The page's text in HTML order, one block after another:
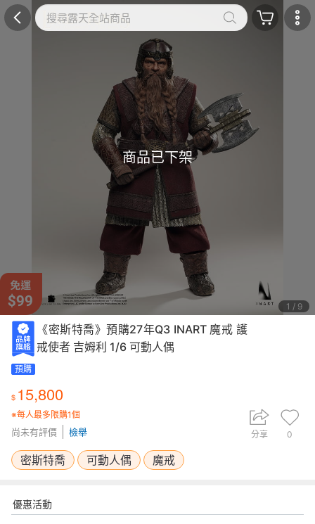
商品已下架
1 / 9
《密斯特喬》預購27年Q3 INART 魔戒 護
戒使者 吉姆利 1/6 可動人偶
預購
15,800
※每人最多限購1個
尚未有評價 檢舉 分享 0
密斯特喬 可動人偶 魔戒
優惠活動